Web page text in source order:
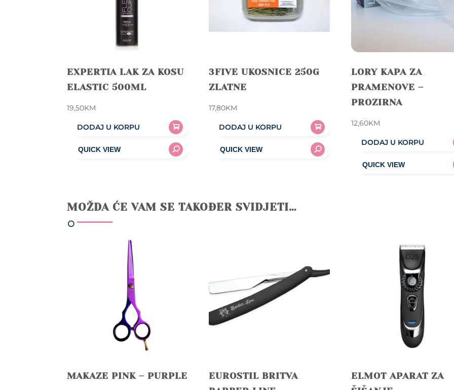
EXPERTIA LAK ZA KOSU
ELASTIC 500ML
19,50KM
DODAJ U KORPU
3FIVE UKOSNICE 250G
ZLATNE
17,80KM
DODAJ U KORPU
LORY KAPA ZA
PRAMENOVE –
PROZIRNA
12,60KM
DODAJ U KORPU
MOŽDA ĆE VAM SE TAKOĐER SVIDJETI…
MAKAZE PINK – PURPLE
EUROSTIL BRITVA
ELMOT APARAT ZA